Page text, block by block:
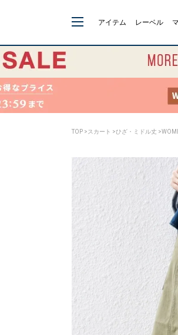
アイテム レーベル
TOP > スカート >ひざ・ミドル丈 >